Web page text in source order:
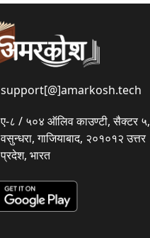
support[@]amarkosh.tech
ए-८ / ५०४ ऑलिव काउण्टी, सैक्टर ५,
वसुन्धरा, गाजियाबाद, २०१०१२ उत्तर
प्रदेश, भारत